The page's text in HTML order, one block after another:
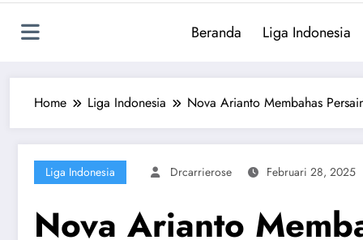
Beranda Liga Indonesia
Home Liga Indonesia Nova Arianto Membahas
Liga Indonesia Drcarrierose Februari 28, 2025
Nova Arianto